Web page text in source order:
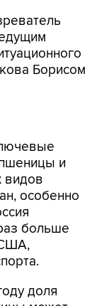
Борисом
и
видов
особенно
больше
доля